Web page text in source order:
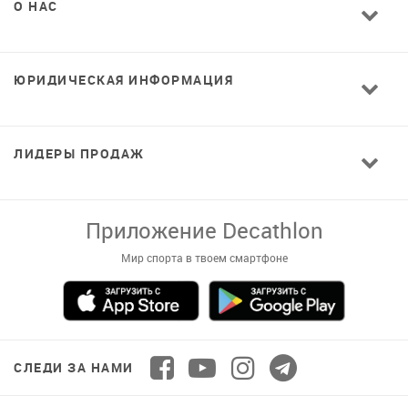
О НАС
ЮРИДИЧЕСКАЯ ИНФОРМАЦИЯ
ЛИДЕРЫ ПРОДАЖ
Завантажуй додаток!
Комфортні покупки, ексклюзивні
пропозиції і зручний каталог в твоєму телефоні